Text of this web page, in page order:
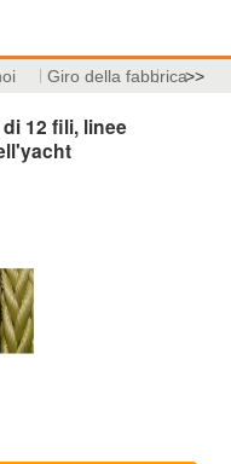
Giro della fabbrica>>
12 fili, linee